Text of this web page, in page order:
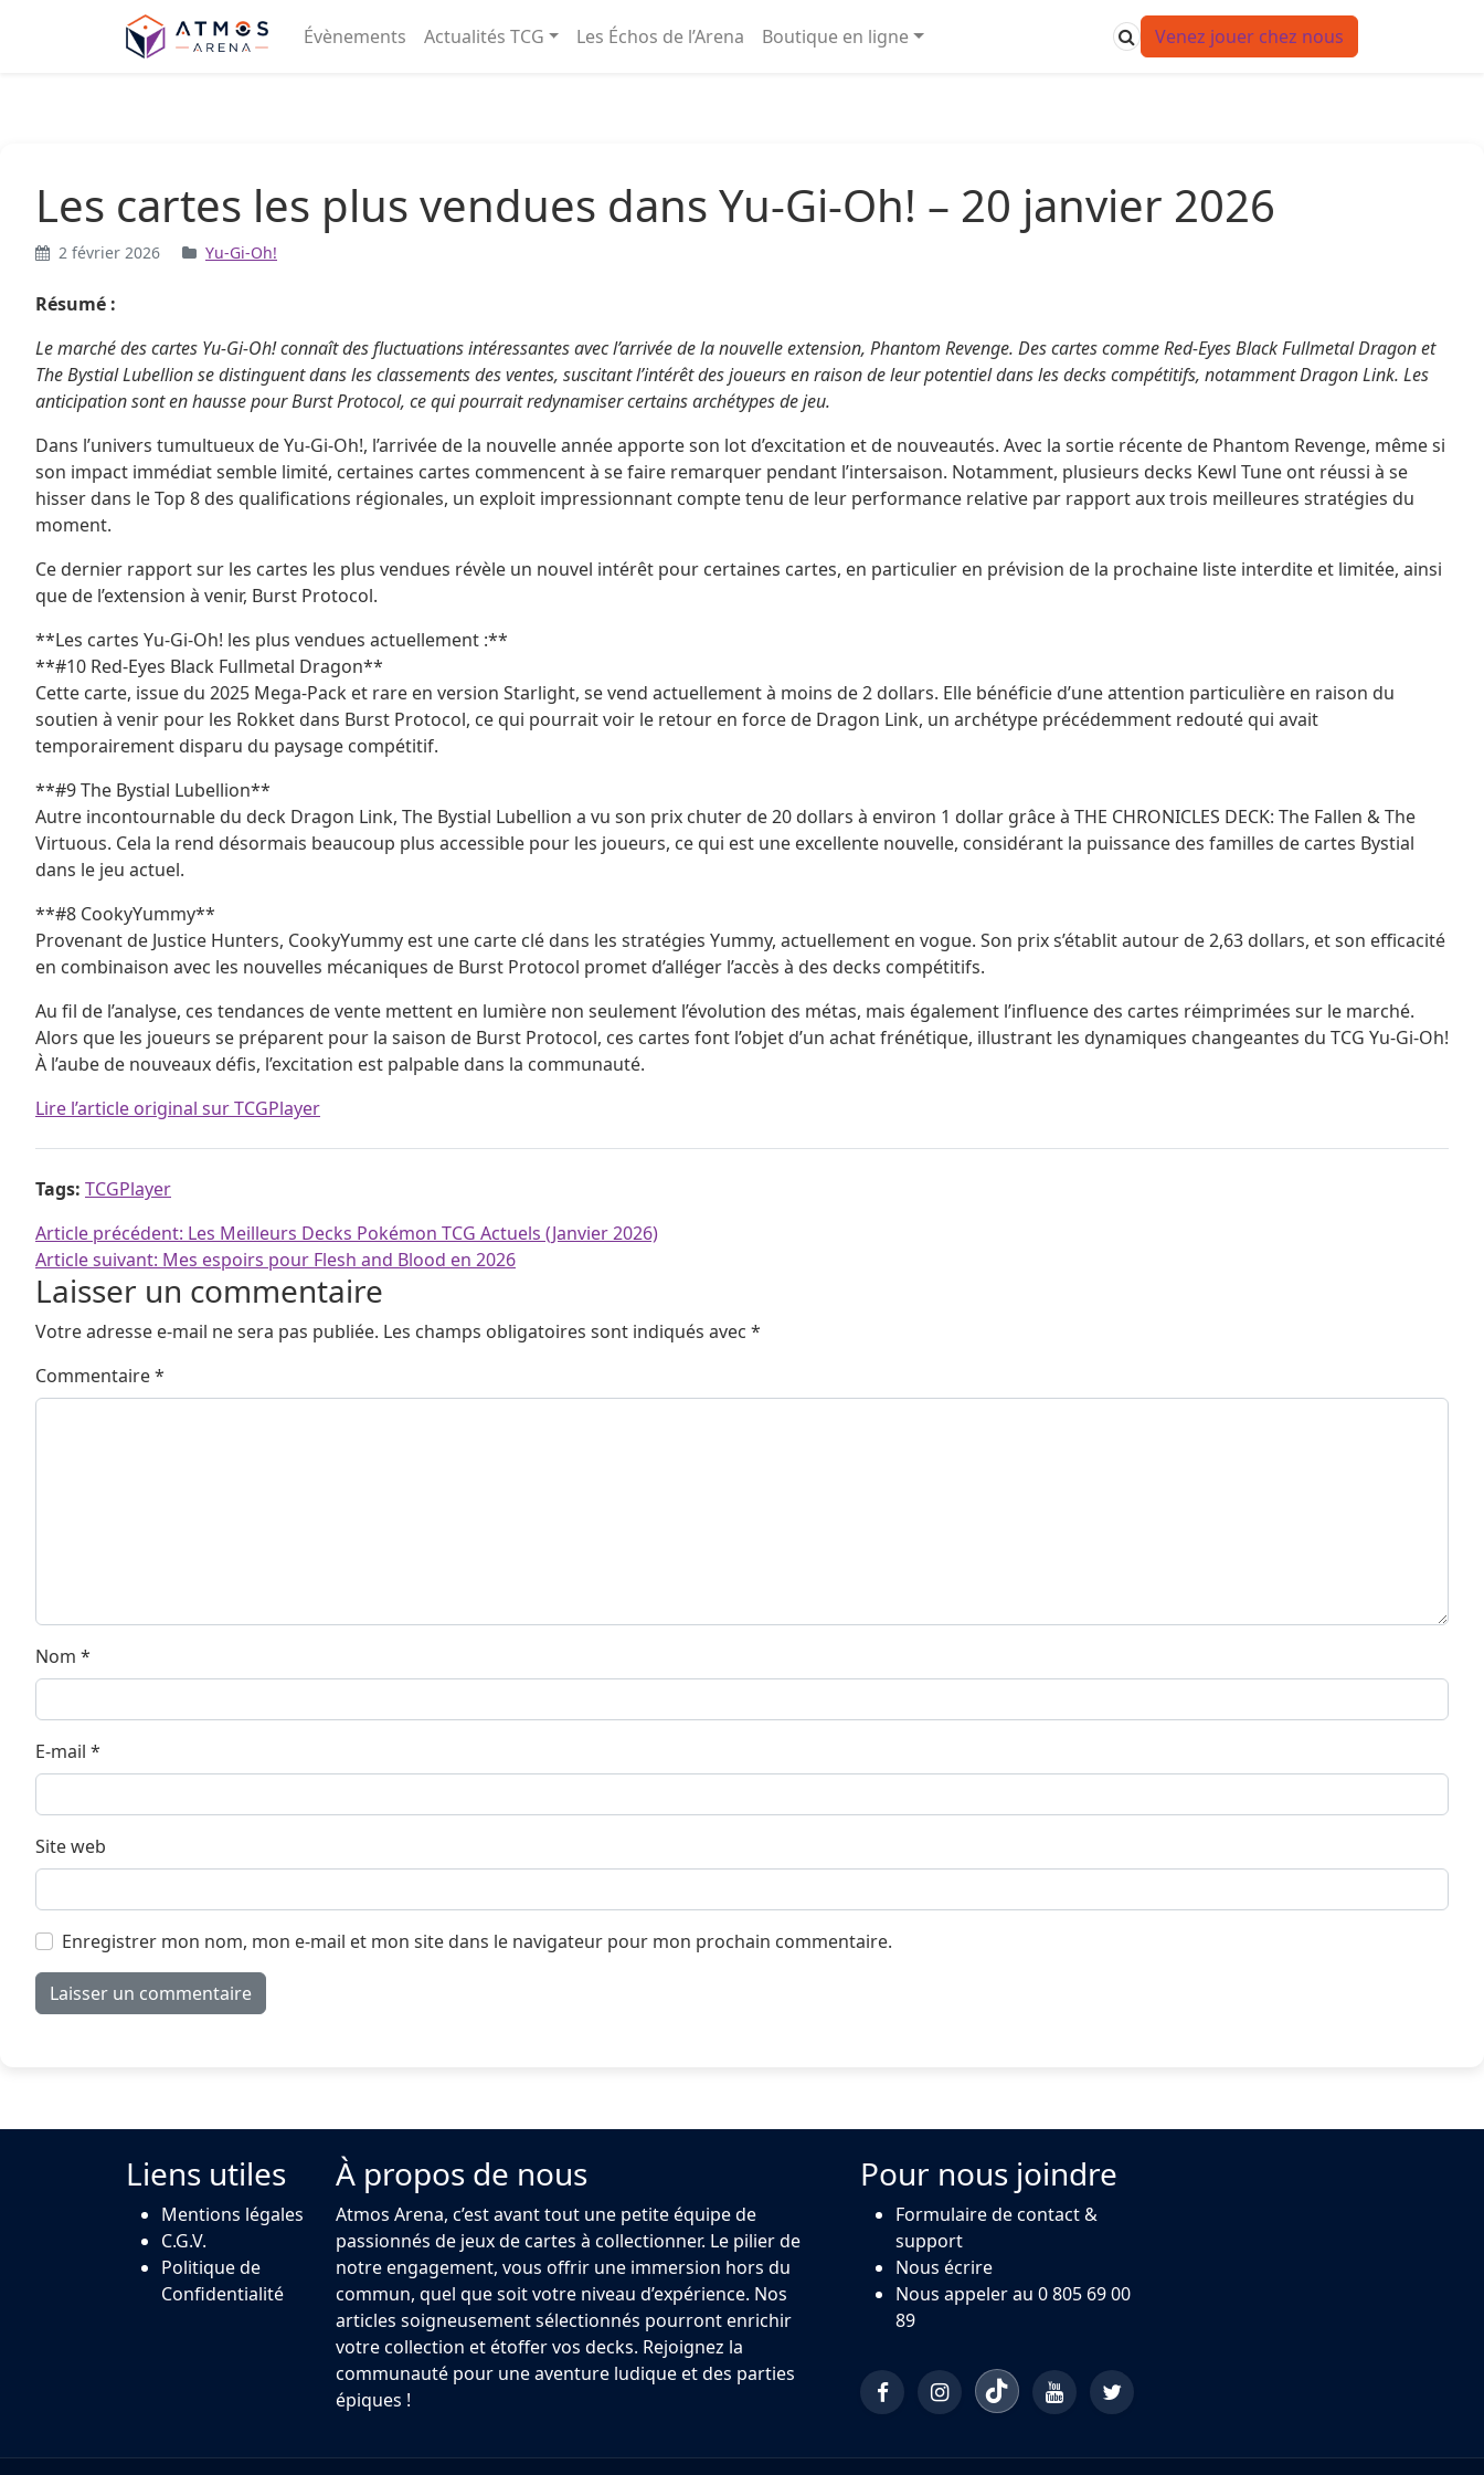
Évènements
Actualités TCG Les Échos de l’Arena Boutique en ligne Venez jouer chez nous
Les cartes les plus vendues dans Yu-Gi-Oh! – 20 janvier 2026
2 février 2026 Yu-Gi-Oh!
Résumé :
Le marché des cartes Yu-Gi-Oh! connaît des fluctuations intéressantes avec l’arrivée de la nouvelle extension, Phantom Revenge. Des cartes comme Red-Eyes Black Fullmetal Dragon et
The Bystial Lubellion se distinguent dans les classements des ventes, suscitant l’intérêt des joueurs en raison de leur potentiel dans les decks compétitifs, notamment Dragon Link. Les
anticipation sont en hausse pour Burst Protocol, ce qui pourrait redynamiser certains archétypes de jeu.
Dans l’univers tumultueux de Yu-Gi-Oh!, l’arrivée de la nouvelle année apporte son lot d’excitation et de nouveautés. Avec la sortie récente de Phantom Revenge, même si
son impact immédiat semble limité, certaines cartes commencent à se faire remarquer pendant l’intersaison. Notamment, plusieurs decks Kewl Tune ont réussi à se
hisser dans le Top 8 des qualifications régionales, un exploit impressionnant compte tenu de leur performance relative par rapport aux trois meilleures stratégies du
moment.
Ce dernier rapport sur les cartes les plus vendues révèle un nouvel intérêt pour certaines cartes, en particulier en prévision de la prochaine liste interdite et limitée, ainsi
que de l’extension à venir, Burst Protocol.
**Les cartes Yu-Gi-Oh! les plus vendues actuellement :**
**#10 Red-Eyes Black Fullmetal Dragon**
Cette carte, issue du 2025 Mega-Pack et rare en version Starlight, se vend actuellement à moins de 2 dollars. Elle bénéficie d’une attention particulière en raison du
soutien à venir pour les Rokket dans Burst Protocol, ce qui pourrait voir le retour en force de Dragon Link, un archétype précédemment redouté qui avait
temporairement disparu du paysage compétitif.
**#9 The Bystial Lubellion**
Autre incontournable du deck Dragon Link, The Bystial Lubellion a vu son prix chuter de 20 dollars à environ 1 dollar grâce à THE CHRONICLES DECK: The Fallen & The
Virtuous. Cela la rend désormais beaucoup plus accessible pour les joueurs, ce qui est une excellente nouvelle, considérant la puissance des familles de cartes Bystial
dans le jeu actuel.
**#8 CookyYummy**
Provenant de Justice Hunters, CookyYummy est une carte clé dans les stratégies Yummy, actuellement en vogue. Son prix s’établit autour de 2,63 dollars, et son efficacité
en combinaison avec les nouvelles mécaniques de Burst Protocol promet d’alléger l’accès à des decks compétitifs.
Au fil de l’analyse, ces tendances de vente mettent en lumière non seulement l’évolution des métas, mais également l’influence des cartes réimprimées sur le marché.
Alors que les joueurs se préparent pour la saison de Burst Protocol, ces cartes font l’objet d’un achat frénétique, illustrant les dynamiques changeantes du TCG Yu-Gi-Oh!
À l’aube de nouveaux défis, l’excitation est palpable dans la communauté.
Lire l’article original sur TCGPlayer
Tags: TCGPlayer
Navigation de l’article
Article précédent: Les Meilleurs Decks Pokémon TCG Actuels (Janvier 2026)
Article suivant: Mes espoirs pour Flesh and Blood en 2026
Laisser un commentaire
Votre adresse e-mail ne sera pas publiée. Les champs obligatoires sont indiqués avec *
Commentaire*
Nom *
E-mail *
Site web
Enregistrer mon nom, mon e-mail et mon site dans le navigateur pour mon prochain commentaire.
Liens utiles
Mentions légales
C.G.V.
Politique de
Confidentialité
À propos de nous
Atmos Arena, c’est avant tout une petite équipe de
passionnés de jeux de cartes à collectionner. Le pilier de
notre engagement, vous offrir une immersion hors du
commun, quel que soit votre niveau d’expérience. Nos
articles soigneusement sélectionnés pourront enrichir
votre collection et étoffer vos decks. Rejoignez la
communauté pour une aventure ludique et des parties
épiques !
Pour nous joindre
Formulaire de contact &
support
Nous écrire
Nous appeler au 0 805 69 00
89